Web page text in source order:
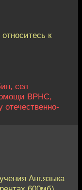
к
сел
ВРНС,
отечественно-
Анг.языка